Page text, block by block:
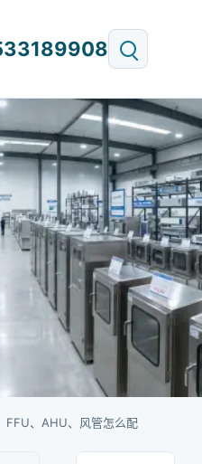
FFU、AHU、风管怎么配